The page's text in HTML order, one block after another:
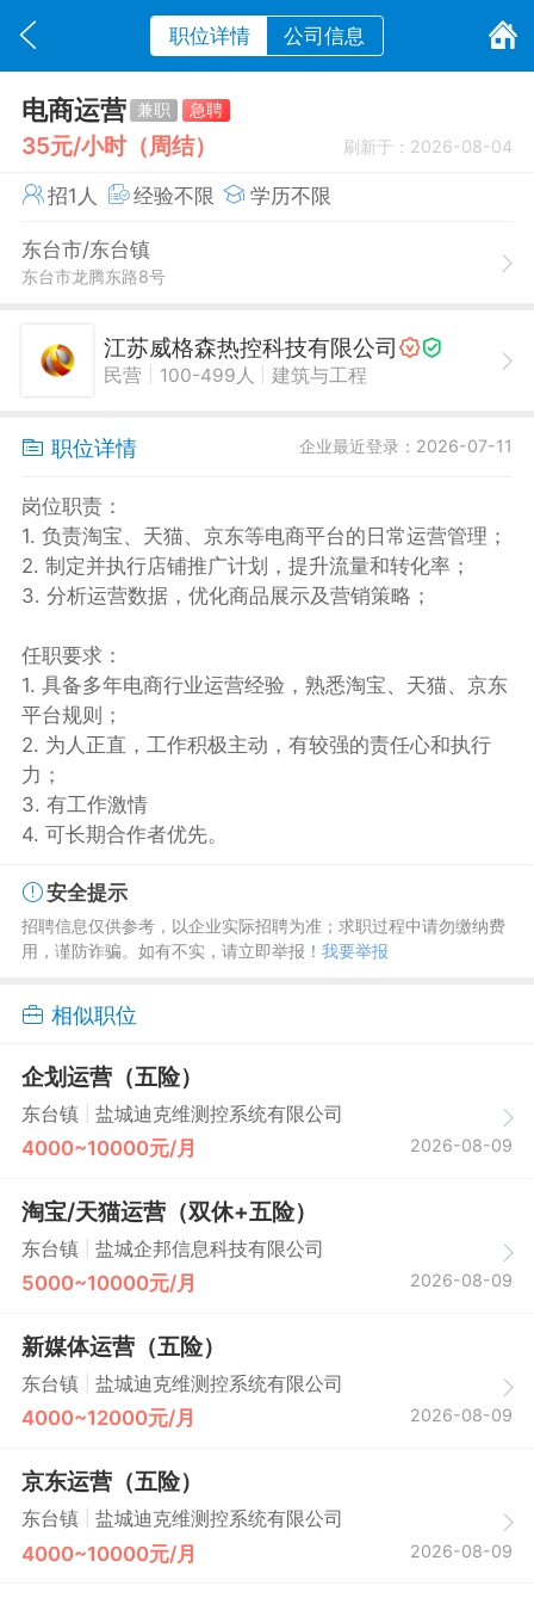
职位详情 公司信息
电商运营 兼职 急聘
35元/小时（周结） 刷新于：2026-08-04
招1人 经验不限 学历不限
东台市/东台镇
东台市龙腾东路8号
江苏威格森热控科技有限公司
民营 100-499人 建筑与工程
职位详情 企业最近登录：2026-07-11
岗位职责：
1. 负责淘宝、天猫、京东等电商平台的日常运营管理；
2. 制定并执行店铺推广计划，提升流量和转化率；
3. 分析运营数据，优化商品展示及营销策略；
任职要求：
1. 具备多年电商行业运营经验，熟悉淘宝、天猫、京东
平台规则；
2. 为人正直，工作积极主动，有较强的责任心和执行
力；
3. 有工作激情
4. 可长期合作者优先。
安全提示
招聘信息仅供参考，以企业实际招聘为准；求职过程中请勿缴纳费
用，谨防诈骗。如有不实，请立即举报！ 我要举报
相似职位
企划运营（五险）
东台镇 盐城迪克维测控系统有限公司
4000~10000元/月 2026-08-09
淘宝/天猫运营（双休+五险）
东台镇 盐城企邦信息科技有限公司
5000~10000元/月 2026-08-09
新媒体运营（五险）
东台镇 盐城迪克维测控系统有限公司
4000~12000元/月 2026-08-09
京东运营（五险）
东台镇 盐城迪克维测控系统有限公司
4000~10000元/月 2026-08-09